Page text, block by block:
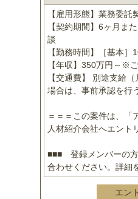
【雇用形態】業務委託
【契約期間】6ヶ月ま
談
【勤務時間】［基本
【年収】350万円～※
【交通費】 別途支給
場合は、事前承認を行
＝＝＝この案件は、「
人材紹介会社へエント
■■■ 登録メンバーの
合わせください。詳細
エン